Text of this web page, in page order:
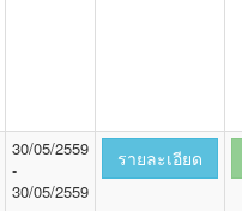
30/05/2559
-
30/05/2559
รายละเอียด